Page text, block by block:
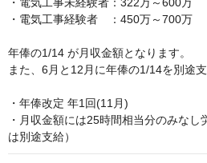
・電気工事経験者　：450万～700万
年俸の1/14 が月収金額となります。
また、6月と12月に年俸の1/14を別途支
・年俸改定 年1回(11月)
・月収金額には25時間相当分のみな
は別途支給）